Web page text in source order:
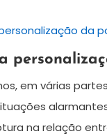
em várias
na relação